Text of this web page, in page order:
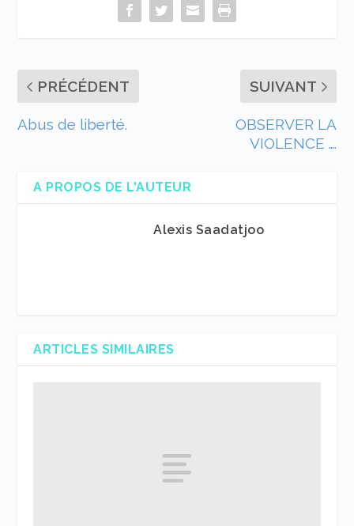
PRÉCÉDENT
Abus de liberté.
SUIVANT
OBSERVER LA
VIOLENCE ….
A PROPOS DE L'AUTEUR
Alexis Saadatjoo
ARTICLES SIMILAIRES